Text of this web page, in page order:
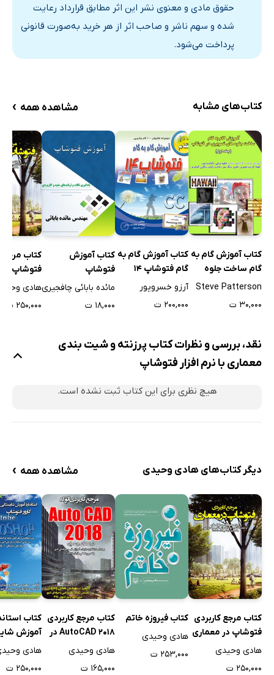
حقوق مادی و معنوی نشر این اثر مطابق قرارداد رعایت
شده و سهم ناشر و صاحب اثر از هر خرید به‌صورت قانونی
پرداخت می‌شود.
کتاب‌های مشابه مشاهده همه ›
کتاب آموزش گام به
گام ساخت جلوه
های تصویری در
Steve Patterson
۳۰,۰۰۰ ت
کتاب آموزش گام به
گام فتوشاپ 14
(Photoshap CC)
آرزو خسروپور
۲۰۰,۰۰۰ ت
کتاب آموزش
فتوشاپ
مائده بابائی چافجیری
۱۸,۰۰۰ ت
کتاب مرجع
فتوشاپ
هادی
۲۵۰,۰۰۰ ت
نقد، بررسی و نظرات کتاب پرزنته و شیت بندی
معماری با نرم افزار فتوشاپ
هیچ نظری برای این کتاب ثبت نشده است.
دیگر کتاب‌های هادی وحیدی مشاهده همه ›
کتاب مرجع کاربردی
فتوشاپ در معماری
هادی وحیدی
۲۵۰,۰۰۰ ت
کتاب فیروزه خاتم
هادی وحیدی
۲۵۳,۰۰۰ ت
کتاب مرجع کاربردی
AutoCAD 2018 در
معماری و عمران
هادی وحیدی
۱۶۵,۰۰۰ ت
کتاب
آموزش
کارور
هادی
۲۵۰,۰۰۰ ت